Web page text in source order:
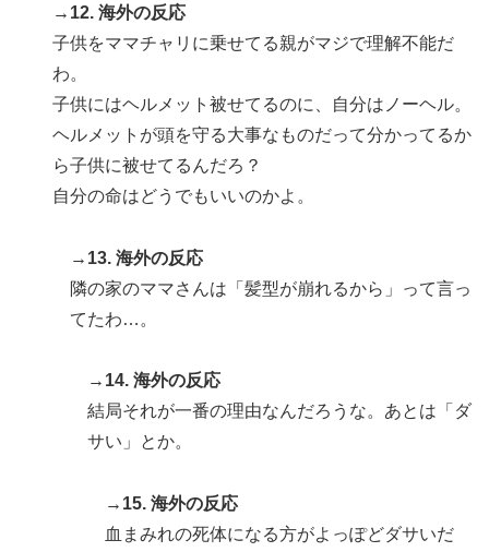
→12. 海外の反応
子供をママチャリに乗せてる親がマジで理解不能だ
わ。
子供にはヘルメット被せてるのに、自分はノーヘル。
ヘルメットが頭を守る大事なものだって分かってるか
ら子供に被せてるんだろ？
自分の命はどうでもいいのかよ。
→13. 海外の反応
隣の家のママさんは「髪型が崩れるから」って言っ
てたわ…。
→14. 海外の反応
結局それが一番の理由なんだろうな。あとは「ダ
サい」とか。
→15. 海外の反応
血まみれの死体になる方がよっぽどダサいだ